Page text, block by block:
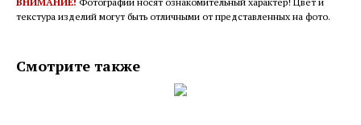
текстура изделий могут быть отличными от представленных на фото.
Смотрите также